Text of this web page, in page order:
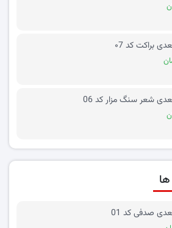
براکت کد ۰7
شعر سنگ مزار کد 06
صدفی کد 01